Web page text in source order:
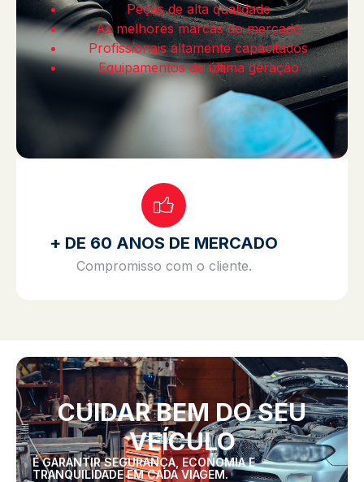
Peças de alta qualidade
As melhores marcas do mercado
Profissionais altamente capacitados
Equipamentos de última geração
+ DE 60 ANOS DE MERCADO
Compromisso com o cliente.
CUIDAR BEM DO SEU
VEÍCULO
É GARANTIR SEGURANÇA, ECONOMIA E
TRANQUILIDADE EM CADA VIAGEM.